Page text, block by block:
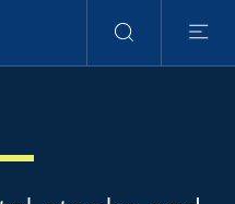
Suche
Menu